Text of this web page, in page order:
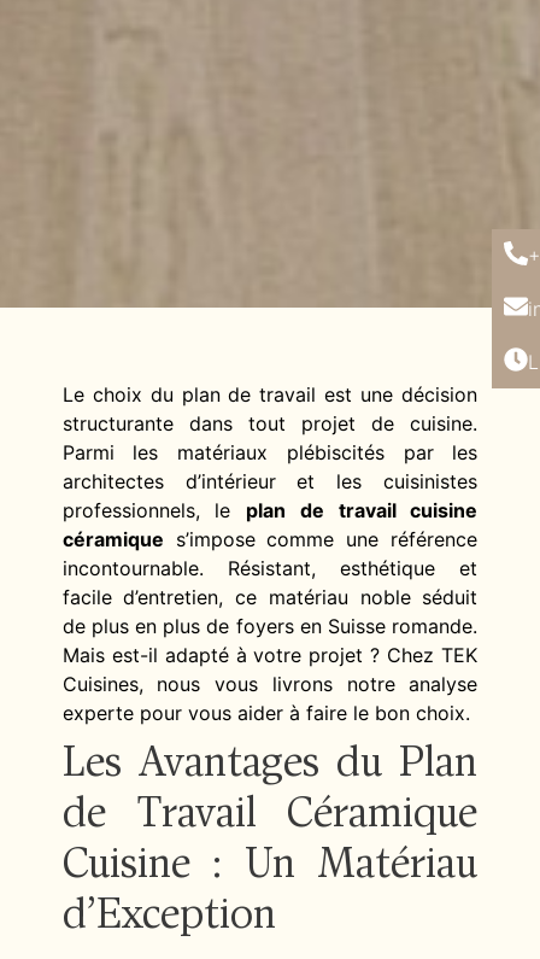
Le choix du plan de travail est une décision
structurante dans tout projet de cuisine.
Parmi les matériaux plébiscités par les
architectes d’intérieur et les cuisinistes
professionnels, le plan de travail cuisine
céramique s’impose comme une référence
incontournable. Résistant, esthétique et
facile d’entretien, ce matériau noble séduit
de plus en plus de foyers en Suisse romande.
Mais est-il adapté à votre projet ? Chez TEK
Cuisines, nous vous livrons notre analyse
experte pour vous aider à faire le bon choix.
Les Avantages du Plan
de Travail Céramique
Cuisine : Un Matériau
d’Exception